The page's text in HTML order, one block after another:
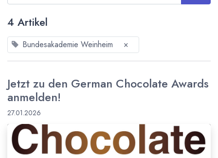
4 Artikel
Bundesakademie Weinheim ×
Jetzt zu den German Chocolate Awards
anmelden!
27.01.2026